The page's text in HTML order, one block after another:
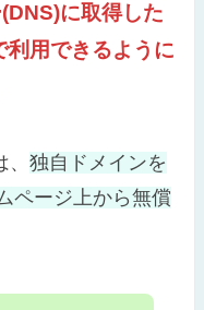
に取得した
利用できるように
、独自ドメインを
ページ上から無償